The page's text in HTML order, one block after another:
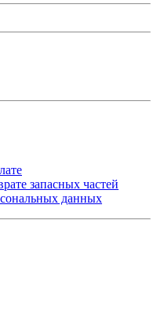
запасных частей
данных